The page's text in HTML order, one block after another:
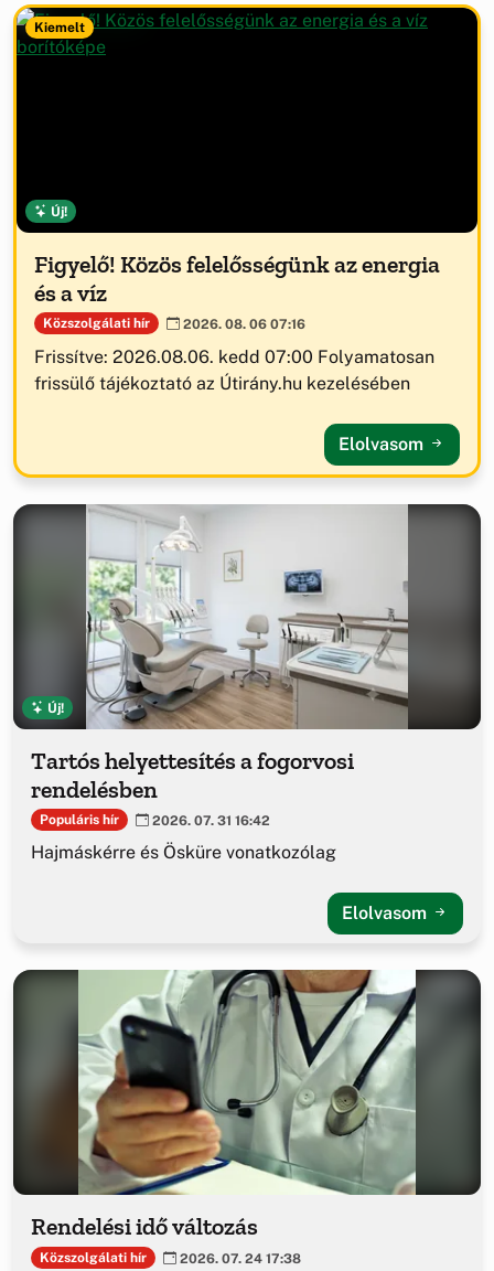
Kiemelt
Új!
Figyelő! Közös felelősségünk az energia
és a víz
Közszolgálati hír 2026. 08. 06 07:16
Frissítve: 2026.08.06. kedd 07:00 Folyamatosan
frissülő tájékoztató az Útirány.hu kezelésében
Elolvasom
Új!
Tartós helyettesítés a fogorvosi
rendelésben
Populáris hír 2026. 07. 31 16:42
Hajmáskérre és Ösküre vonatkozólag
Elolvasom
Rendelési idő változás
Közszolgálati hír 2026. 07. 24 17:38